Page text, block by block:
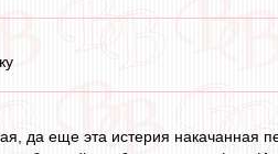
да еще эта истерия накачанная